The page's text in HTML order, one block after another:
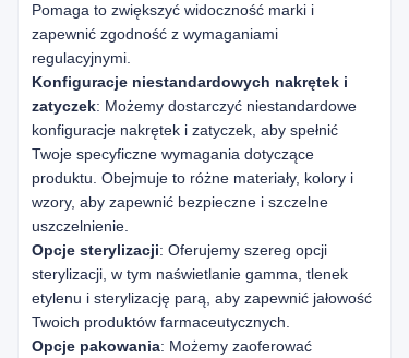
Pomaga to zwiększyć widoczność marki i
zapewnić zgodność z wymaganiami
regulacyjnymi.
Konfiguracje niestandardowych nakrętek i
zatyczek: Możemy dostarczyć niestandardowe
konfiguracje nakrętek i zatyczek, aby spełnić
Twoje specyficzne wymagania dotyczące
produktu. Obejmuje to różne materiały, kolory i
wzory, aby zapewnić bezpieczne i szczelne
uszczelnienie.
Opcje sterylizacji: Oferujemy szereg opcji
sterylizacji, w tym naświetlanie gamma, tlenek
etylenu i sterylizację parą, aby zapewnić jałowość
Twoich produktów farmaceutycznych.
Opcje pakowania: Możemy zaoferować